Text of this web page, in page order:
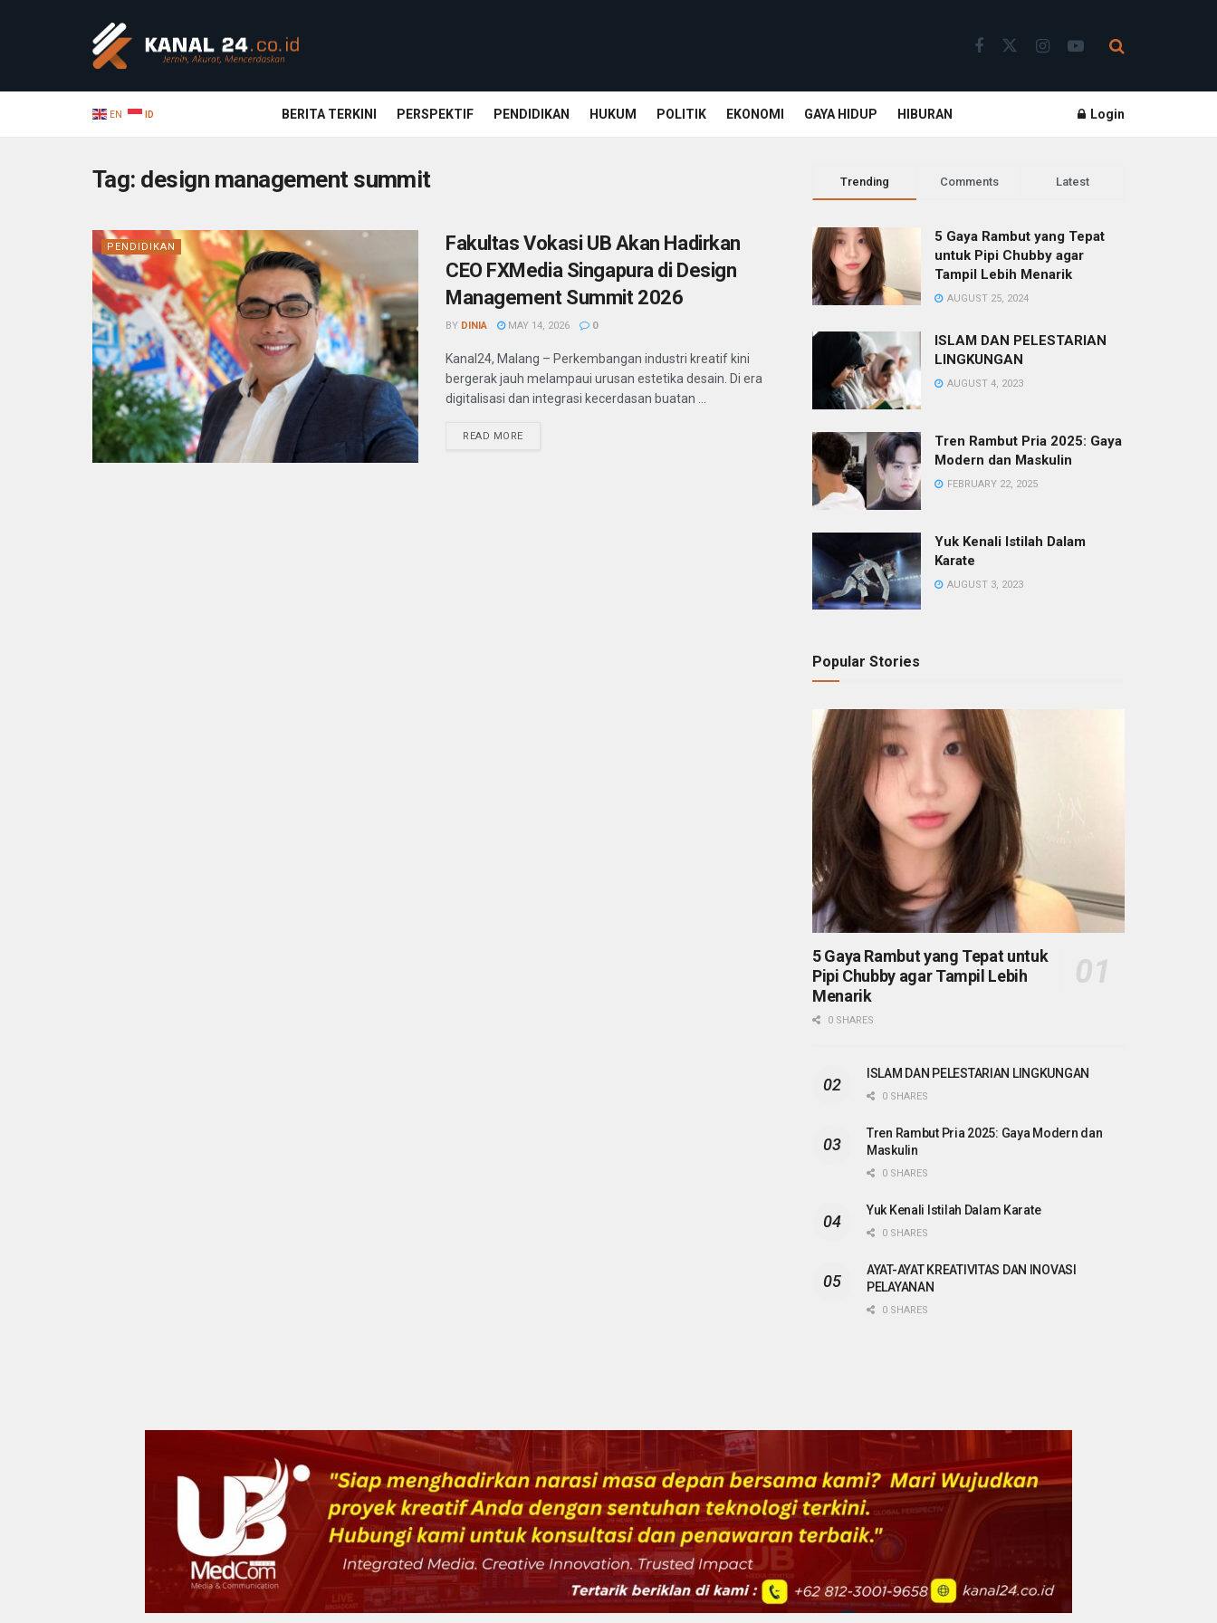
EN ID BERITA TERKINI PERSPEKTIF PENDIDIKAN HUKUM POLITIK EKONOMI GAYA HIDUP HIBURAN Login
Tag: design management summit
PENDIDIKAN
Fakultas Vokasi UB Akan Hadirkan
CEO FXMedia Singapura di Design
Management Summit 2026
BY DINIA MAY 14, 2026 0
Kanal24, Malang – Perkembangan industri kreatif kini
bergerak jauh melampaui urusan estetika desain. Di era
digitalisasi dan integrasi kecerdasan buatan ...
READ MORE
Trending Comments Latest
5 Gaya Rambut yang Tepat
untuk Pipi Chubby agar
Tampil Lebih Menarik
AUGUST 25, 2024
ISLAM DAN PELESTARIAN
LINGKUNGAN
AUGUST 4, 2023
Tren Rambut Pria 2025: Gaya
Modern dan Maskulin
FEBRUARY 22, 2025
Yuk Kenali Istilah Dalam
Karate
AUGUST 3, 2023
Popular Stories
5 Gaya Rambut yang Tepat untuk
Pipi Chubby agar Tampil Lebih
Menarik
0 SHARES
ISLAM DAN PELESTARIAN LINGKUNGAN
0 SHARES
Tren Rambut Pria 2025: Gaya Modern dan
Maskulin
0 SHARES
Yuk Kenali Istilah Dalam Karate
0 SHARES
AYAT-AYAT KREATIVITAS DAN INOVASI
PELAYANAN
0 SHARES